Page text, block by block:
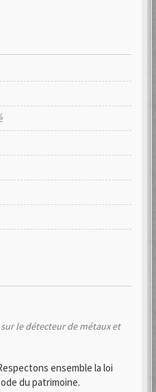
le détecteur de métaux et
ensemble la loi
du patrimoine.